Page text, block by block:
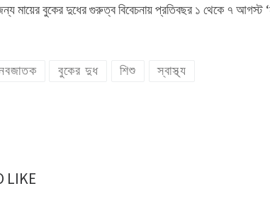
মায়ের বুকের দুধের গুরুত্ব বিবেচনায় প্রতিবছর ১ থেকে ৭ আগস্ট
বুকের দুধ শিশু স্বাস্থ্য
LIKE